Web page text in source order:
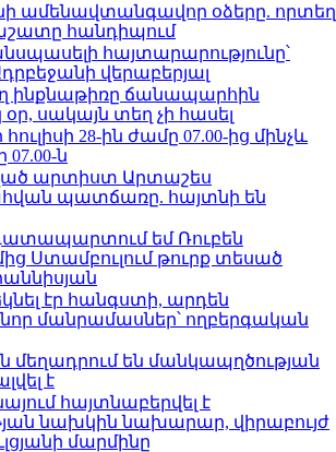
ամենավտանգավոր օձերը. որտեղ
հանդիպում
հայտարարությունը՝
վերաբերյալ
ինքնաթիռը ճանապարհին
օր, սակայն տեղ չի հասել
հուլիսի 28-ին ժամը 07.00-ից մինչև
07.00-ն
արտիստ Արտաշես
պատճառը. հայտնի են
եմ Ռուբեն
Ստամբուլում թուրք տեսած
էր հանգստի, արդեն
մանրամասներ՝ ողբերգական
մեղադրում են մանկապղծության
է
հայտնաբերվել է
նախկին նախարար, վիրաբույժ
մարմինը